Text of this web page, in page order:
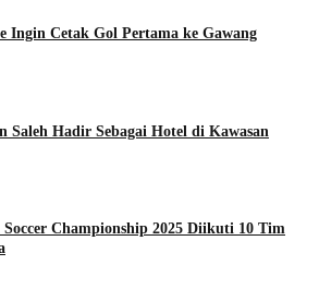
Ingin Cetak Gol Pertama ke Gawang
Saleh Hadir Sebagai Hotel di Kawasan
Championship 2025 Diikuti 10 Tim